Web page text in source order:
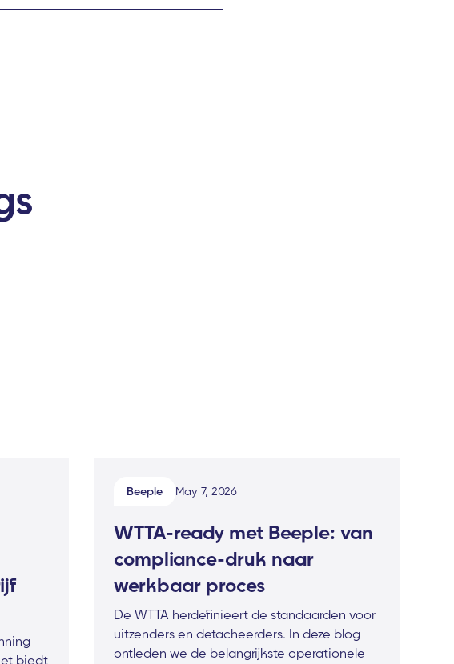
biedt
Beeple May 7, 2026
WTTA-ready met Beeple: van
compliance-druk naar
werkbaar proces
De WTTA herdefinieert de standaarden voor
uitzenders en detacheerders. In deze blog
ontleden we de belangrijkste operationele